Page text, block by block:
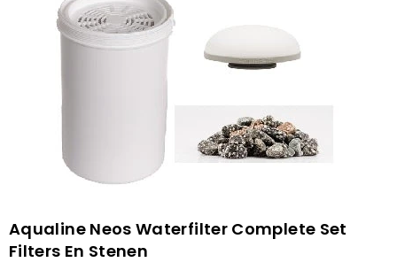
Aqualine Neos Waterfilter Complete Set
Filters En Stenen